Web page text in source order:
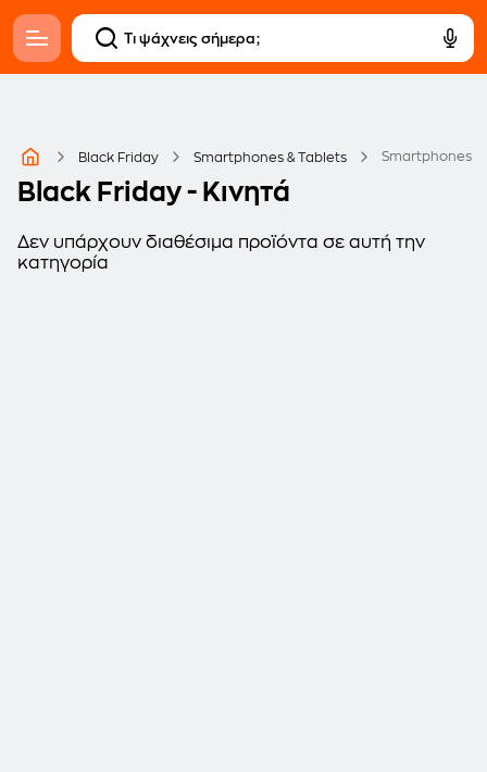
Black Friday Smartphones & Tablets Smartphones
Black Friday - Κινητά
Δεν υπάρχουν διαθέσιμα προϊόντα σε αυτή την
κατηγορία